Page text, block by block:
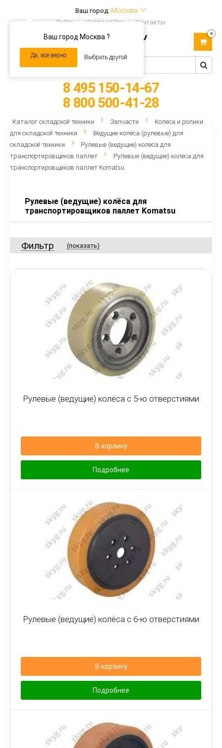
Ваш город: Москва
Ваш город Москва ?
Да, все верно Выбрать другой
Войти Карта сайта Контакты
navigation
0
8 495 150-14-67
8 800 500-41-28
Каталог складской техники Запчасти
Колеса и ролики
для складской техники
Ведущие колёса (рулевые) для
складской техники
Рулевые (ведущие) колёса для
транспортировщиков паллет
Рулевые (ведущие) колёса для
транспортировщиков паллет Komatsu
Рулевые (ведущие) колёса для
транспортировщиков паллет Komatsu
Фильтр (показать)
Рулевые (ведущие) колёса с 5-ю отверстиями
В корзину
Подробнее
Рулевые (ведущие) колёса с 6-ю отверстиями
В корзину
Подробнее